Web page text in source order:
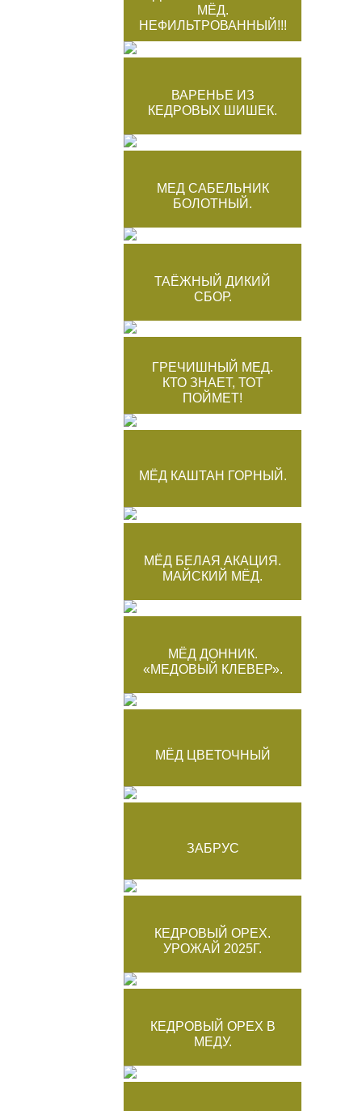
МЁД.
НЕФИЛЬТРОВАННЫЙ!!!
ВАРЕНЬЕ ИЗ
КЕДРОВЫХ ШИШЕК.
МЕД САБЕЛЬНИК
БОЛОТНЫЙ.
ТАЁЖНЫЙ ДИКИЙ
СБОР.
ГРЕЧИШНЫЙ МЕД.
КТО ЗНАЕТ, ТОТ
ПОЙМЕТ!
МЁД КАШТАН ГОРНЫЙ.
МЁД БЕЛАЯ АКАЦИЯ.
МАЙСКИЙ МЁД.
МЁД ДОННИК.
«МЕДОВЫЙ КЛЕВЕР».
МЁД ЦВЕТОЧНЫЙ
ЗАБРУС
КЕДРОВЫЙ ОРЕХ.
УРОЖАЙ 2025Г.
КЕДРОВЫЙ ОРЕХ В
МЕДУ.